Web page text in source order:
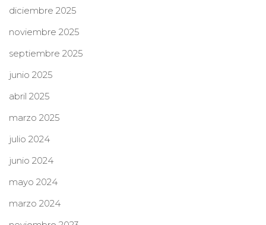
diciembre 2025
noviembre 2025
septiembre 2025
junio 2025
abril 2025
marzo 2025
julio 2024
junio 2024
mayo 2024
marzo 2024